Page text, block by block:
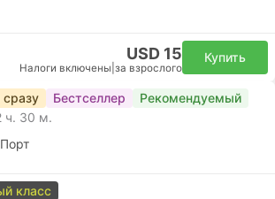
USD 15
Налоги включены за взрослого
Купить
Бестселлер Рекомендуемый
ч. 30 м.
класс